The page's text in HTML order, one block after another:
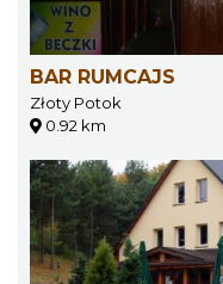
BAR RUMCAJS
Złoty Potok
0.92 km